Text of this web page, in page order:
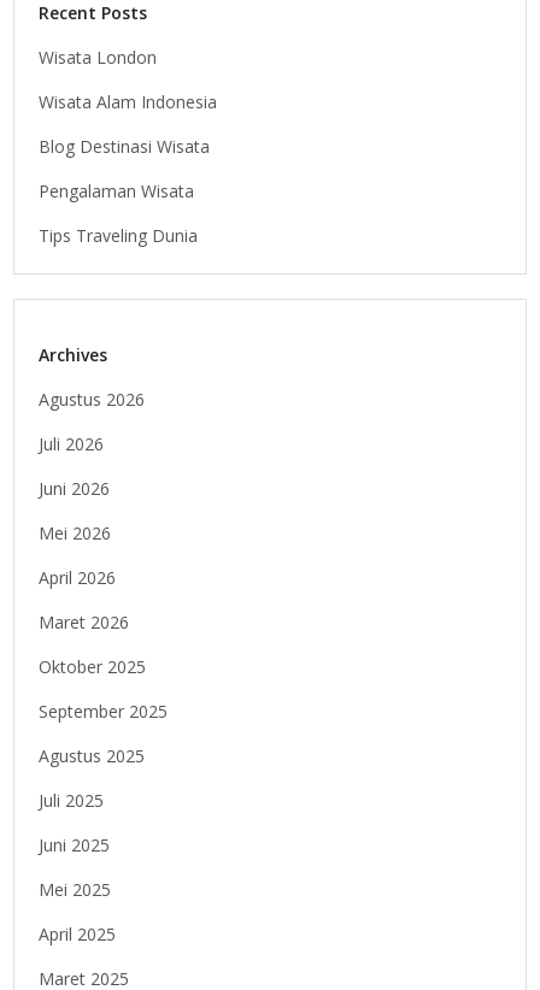
Recent Posts
Wisata London
Wisata Alam Indonesia
Blog Destinasi Wisata
Pengalaman Wisata
Tips Traveling Dunia
Archives
Agustus 2026
Juli 2026
Juni 2026
Mei 2026
April 2026
Maret 2026
Oktober 2025
September 2025
Agustus 2025
Juli 2025
Juni 2025
Mei 2025
April 2025
Maret 2025